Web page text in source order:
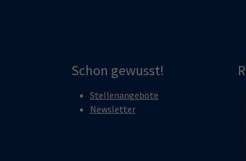
Schon gewusst!
Stellenangebote
Newsletter